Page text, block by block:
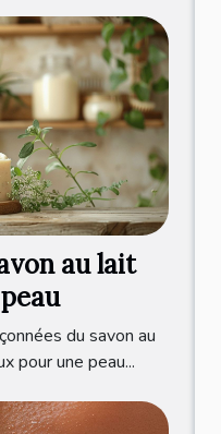
au lait
du savon au
pour une peau...